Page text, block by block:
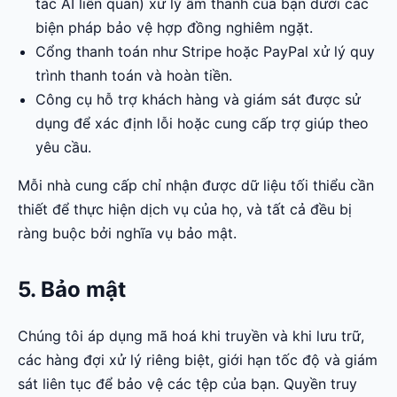
biện pháp bảo vệ hợp đồng nghiêm ngặt.
Cổng thanh toán như Stripe hoặc PayPal xử lý quy
trình thanh toán và hoàn tiền.
Công cụ hỗ trợ khách hàng và giám sát được sử
dụng để xác định lỗi hoặc cung cấp trợ giúp theo
yêu cầu.
Mỗi nhà cung cấp chỉ nhận được dữ liệu tối thiểu cần
thiết để thực hiện dịch vụ của họ, và tất cả đều bị
ràng buộc bởi nghĩa vụ bảo mật.
5. Bảo mật
Chúng tôi áp dụng mã hoá khi truyền và khi lưu trữ,
các hàng đợi xử lý riêng biệt, giới hạn tốc độ và giám
sát liên tục để bảo vệ các tệp của bạn. Quyền truy